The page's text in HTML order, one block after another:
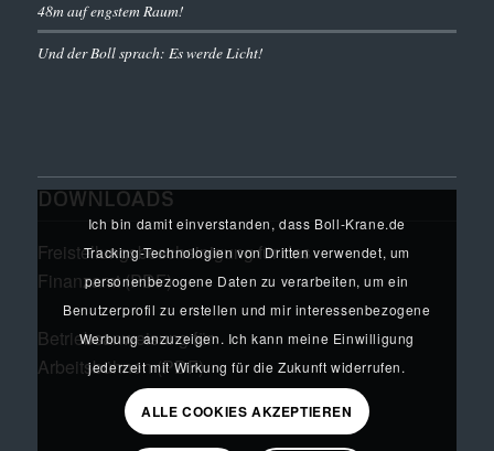
48m auf engstem Raum!
Und der Boll sprach: Es werde Licht!
DOWNLOADS
Freistellungsbescheinigung für das
Finanzamt (PDF)
Betriebsanweisung für
Arbeitsbühnen (PDF)
Ich bin damit einverstanden, dass Boll-Krane.de
Tracking-Technologien von Dritten verwendet, um
personenbezogene Daten zu verarbeiten, um ein
Benutzerprofil zu erstellen und mir interessenbezogene
Werbung anzuzeigen. Ich kann meine Einwilligung
jederzeit mit Wirkung für die Zukunft widerrufen.
ALLE COOKIES AKZEPTIEREN